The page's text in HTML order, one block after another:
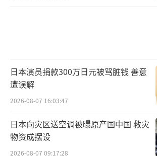
日本演员捐款300万日元被骂脏钱 善意
遭误解
2026-08-07 16:03:47
日本向灾区送空调被曝原产国中国 救灾
物资成摆设
2026-08-07 09:17:28